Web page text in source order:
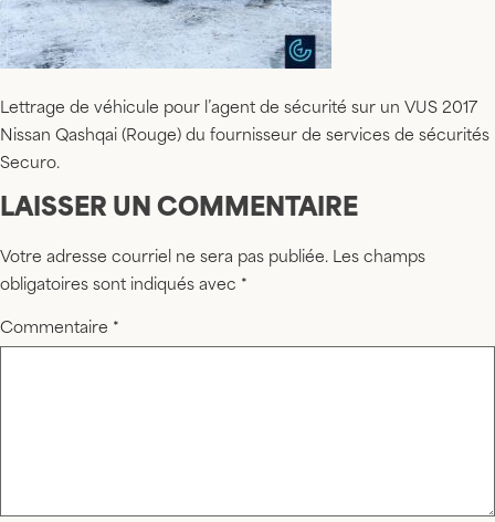
Lettrage de véhicule pour l’agent de sécurité sur un VUS 2017
Nissan Qashqai (Rouge) du fournisseur de services de sécurités
Securo.
LAISSER UN COMMENTAIRE
Votre adresse courriel ne sera pas publiée. Les champs
obligatoires sont indiqués avec *
Commentaire *